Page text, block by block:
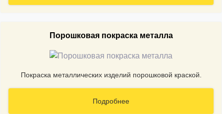
Порошковая покраска металла
Покраска металлических изделий порошковой краской.
Подробнее